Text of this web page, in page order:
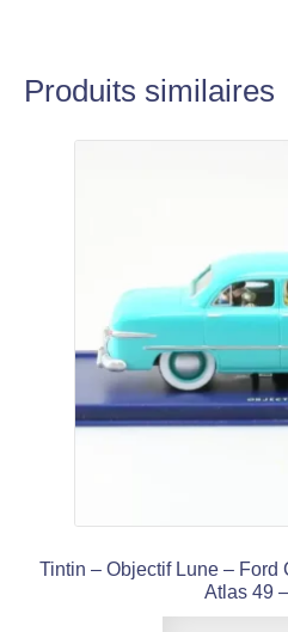
Produits similaires
Tintin – Objectif Lune – Ford
Atlas 49